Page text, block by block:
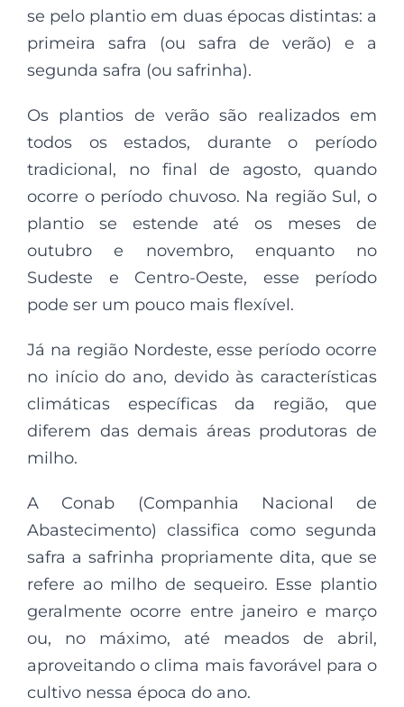
se pelo plantio em duas épocas distintas: a
primeira safra (ou safra de verão) e a
segunda safra (ou safrinha).
Os plantios de verão são realizados em
todos os estados, durante o período
tradicional, no final de agosto, quando
ocorre o período chuvoso. Na região Sul, o
plantio se estende até os meses de
outubro e novembro, enquanto no
Sudeste e Centro-Oeste, esse período
pode ser um pouco mais flexível.
Já na região Nordeste, esse período ocorre
no início do ano, devido às características
climáticas específicas da região, que
diferem das demais áreas produtoras de
milho.
A Conab (Companhia Nacional de
Abastecimento) classifica como segunda
safra a safrinha propriamente dita, que se
refere ao milho de sequeiro. Esse plantio
geralmente ocorre entre janeiro e março
ou, no máximo, até meados de abril,
aproveitando o clima mais favorável para o
cultivo nessa época do ano.